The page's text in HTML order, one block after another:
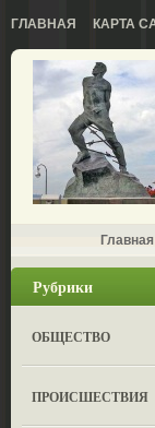
ГЛАВНАЯ КАРТА
Главная
Рубрики
ОБЩЕСТВО
ПРОИСШЕСТВИЯ